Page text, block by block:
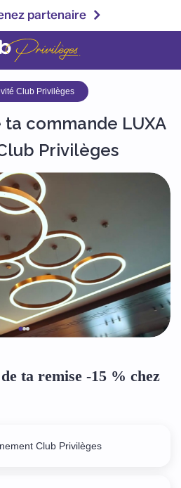
partenaire
Club Privilèges
ta commande LUXA
Privilèges
ta remise -15 % chez
Club Privilèges